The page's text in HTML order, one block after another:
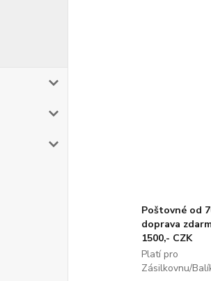
Poštovné od
doprava
1500,- CZK
Platí pro
Zásilkovnu/